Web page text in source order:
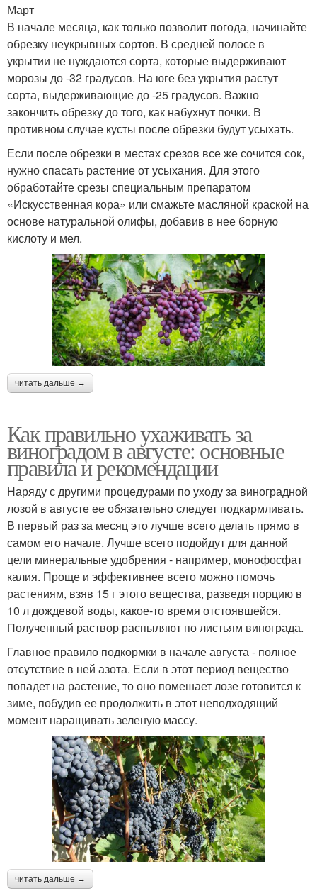
Март
В начале месяца, как только позволит погода, начинайте
обрезку неукрывных сортов. В средней полосе в
укрытии не нуждаются сорта, которые выдерживают
морозы до -32 градусов. На юге без укрытия растут
сорта, выдерживающие до -25 градусов. Важно
закончить обрезку до того, как набухнут почки. В
противном случае кусты после обрезки будут усыхать.
Если после обрезки в местах срезов все же сочится сок,
нужно спасать растение от усыхания. Для этого
обработайте срезы специальным препаратом
«Искусственная кора» или смажьте масляной краской на
основе натуральной олифы, добавив в нее борную
кислоту и мел.
читать дальше →
Как правильно ухаживать за
виноградом в августе: основные
правила и рекомендации
Наряду с другими процедурами по уходу за виноградной
лозой в августе ее обязательно следует подкармливать.
В первый раз за месяц это лучше всего делать прямо в
самом его начале. Лучше всего подойдут для данной
цели минеральные удобрения - например, монофосфат
калия. Проще и эффективнее всего можно помочь
растениям, взяв 15 г этого вещества, разведя порцию в
10 л дождевой воды, какое-то время отстоявшейся.
Полученный раствор распыляют по листьям винограда.
Главное правило подкормки в начале августа - полное
отсутствие в ней азота. Если в этот период вещество
попадет на растение, то оно помешает лозе готовится к
зиме, побудив ее продолжить в этот неподходящий
момент наращивать зеленую массу.
читать дальше →